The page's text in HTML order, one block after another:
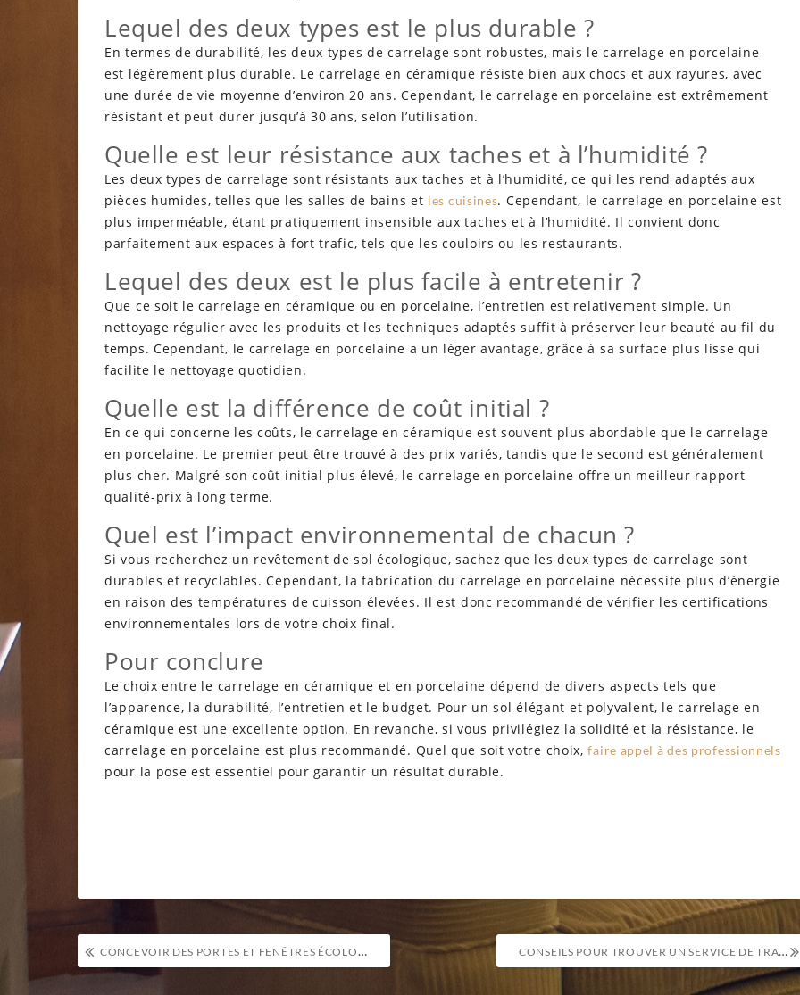
Lequel des deux types est le plus durable ?
En termes de durabilité, les deux types de carrelage sont robustes, mais le carrelage en porcelaine
est légèrement plus durable. Le carrelage en céramique résiste bien aux chocs et aux rayures, avec
une durée de vie moyenne d’environ 20 ans. Cependant, le carrelage en porcelaine est extrêmement
résistant et peut durer jusqu’à 30 ans, selon l’utilisation.
Quelle est leur résistance aux taches et à l’humidité ?
Les deux types de carrelage sont résistants aux taches et à l’humidité, ce qui les rend adaptés aux
pièces humides, telles que les salles de bains et les cuisines. Cependant, le carrelage en porcelaine est
plus imperméable, étant pratiquement insensible aux taches et à l’humidité. Il convient donc
parfaitement aux espaces à fort trafic, tels que les couloirs ou les restaurants.
Lequel des deux est le plus facile à entretenir ?
Que ce soit le carrelage en céramique ou en porcelaine, l’entretien est relativement simple. Un
nettoyage régulier avec les produits et les techniques adaptés suffit à préserver leur beauté au fil du
temps. Cependant, le carrelage en porcelaine a un léger avantage, grâce à sa surface plus lisse qui
facilite le nettoyage quotidien.
Quelle est la différence de coût initial ?
En ce qui concerne les coûts, le carrelage en céramique est souvent plus abordable que le carrelage
en porcelaine. Le premier peut être trouvé à des prix variés, tandis que le second est généralement
plus cher. Malgré son coût initial plus élevé, le carrelage en porcelaine offre un meilleur rapport
qualité-prix à long terme.
Quel est l’impact environnemental de chacun ?
Si vous recherchez un revêtement de sol écologique, sachez que les deux types de carrelage sont
durables et recyclables. Cependant, la fabrication du carrelage en porcelaine nécessite plus d’énergie
en raison des températures de cuisson élevées. Il est donc recommandé de vérifier les certifications
environnementales lors de votre choix final.
Pour conclure
Le choix entre le carrelage en céramique et en porcelaine dépend de divers aspects tels que
l’apparence, la durabilité, l’entretien et le budget. Pour un sol élégant et polyvalent, le carrelage en
céramique est une excellente option. En revanche, si vous privilégiez la solidité et la résistance, le
carrelage en porcelaine est plus recommandé. Quel que soit votre choix,faire appel à des professionnels
pour la pose est essentiel pour garantir un résultat durable.
Navigation
de
CONCEVOIR DES PORTES ET FENÊTRES ÉCOLOGIQUES POUR UNE MEILLEURE EFFICACITÉ ÉNERGÉTIQUE DES BÂTIMENTS CONSEILS POUR TROUVER UN SERVICE DE TRANSPORT DE MEUBLES FIABLE